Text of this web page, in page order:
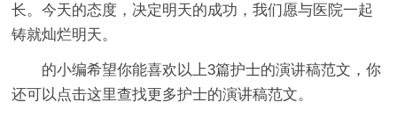
长。今天的态度，决定明天的成功，我们愿与医院一起
铸就灿烂明天。
的小编希望你能喜欢以上3篇护士的演讲稿范文，你
还可以点击这里查找更多护士的演讲稿范文。